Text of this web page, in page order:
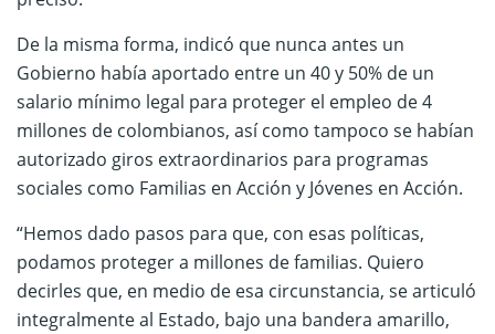
De la misma forma, indicó que nunca antes un
Gobierno había aportado entre un 40 y 50% de un
salario mínimo legal para proteger el empleo de 4
millones de colombianos, así como tampoco se habían
autorizado giros extraordinarios para programas
sociales como Familias en Acción y Jóvenes en Acción.
“Hemos dado pasos para que, con esas políticas,
podamos proteger a millones de familias. Quiero
decirles que, en medio de esa circunstancia, se articuló
integralmente al Estado, bajo una bandera amarillo,